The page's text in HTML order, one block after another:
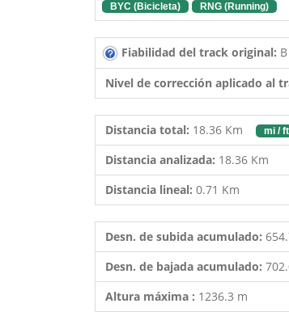
BYC (Bicicleta) RNG (Running)
Fiabilidad del track original: B
Nivel de corrección aplicado al
Distancia total: 18.36 Km mi /
Distancia analizada: 18.36 Km
Distancia lineal: 0.71 Km
Desn. de subida acumulado:
Desn. de bajada acumulado:
Altura máxima : 1236.3 m